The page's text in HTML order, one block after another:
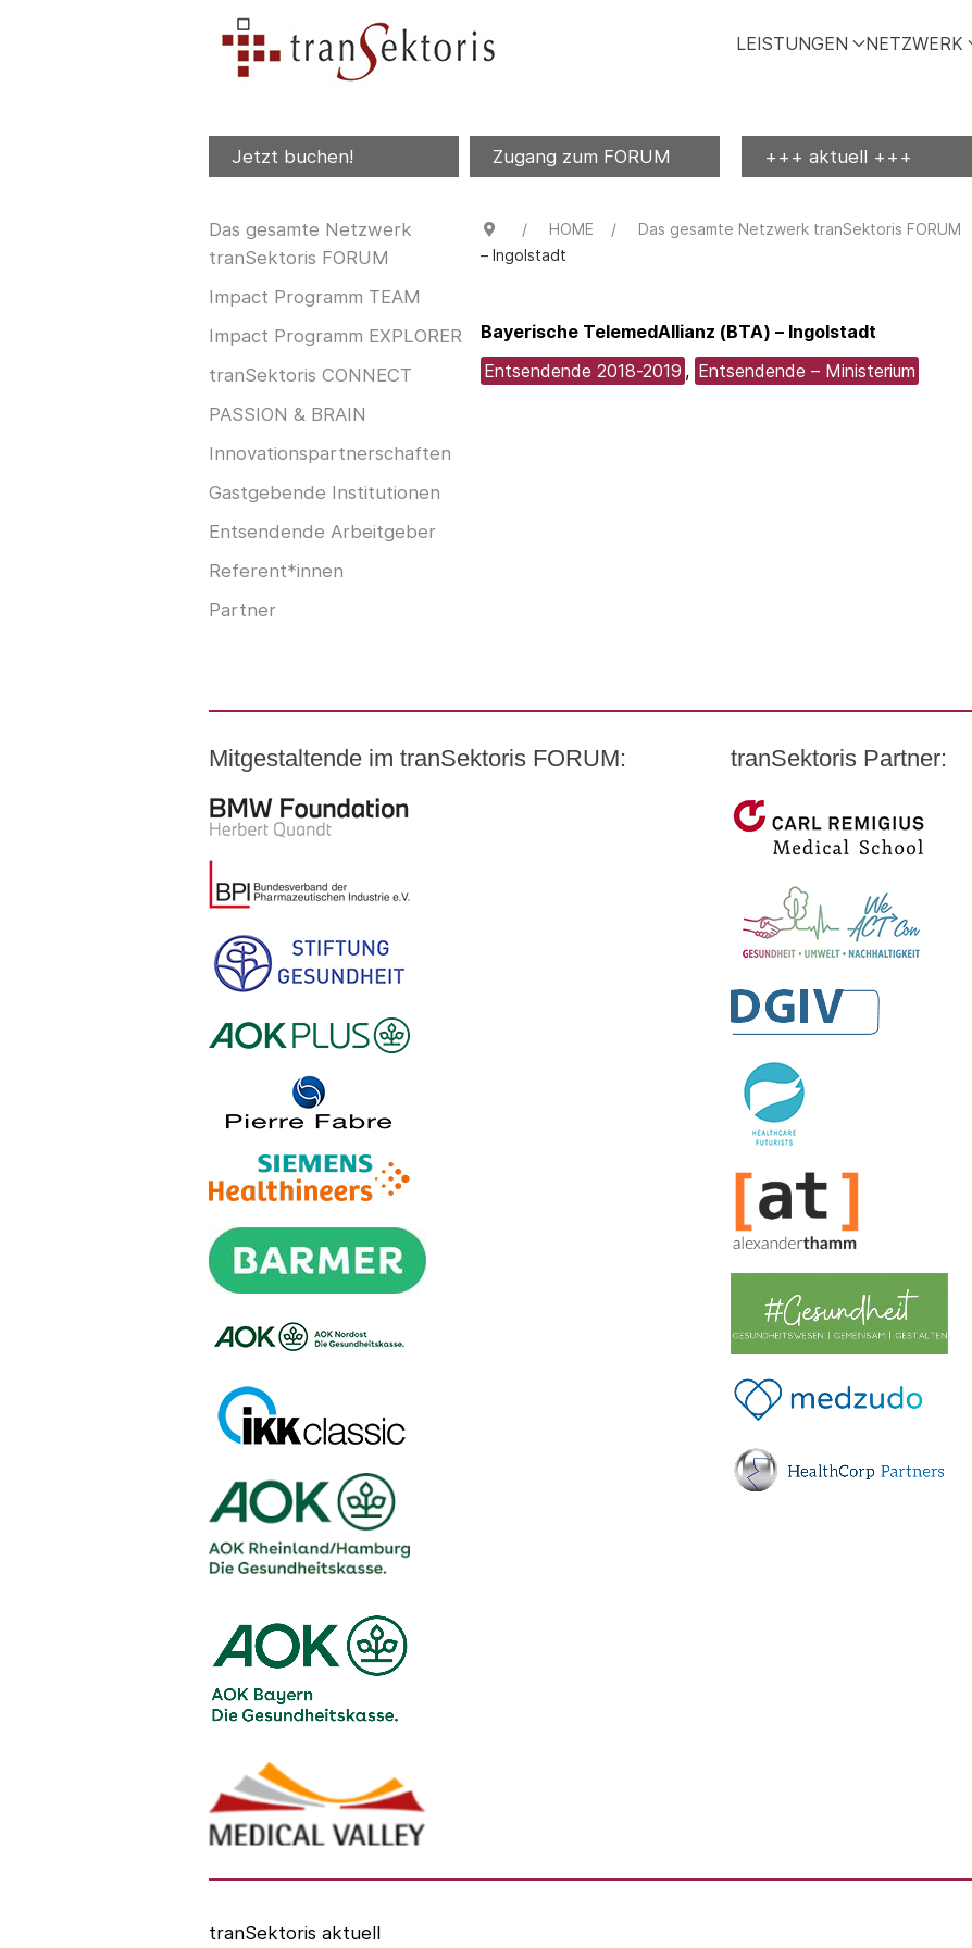
LEISTUNGEN NETZWERK
Jetzt buchen! Zugang zum FORUM +++ aktuell +++
Das gesamte Netzwerk
tranSektoris FORUM
Impact Programm TEAM
Impact Programm EXPLORER
tranSektoris CONNECT
PASSION & BRAIN
Innovationspartnerschaften
Gastgebende Institutionen
Entsendende Arbeitgeber
Referent*innen
Partner
HOME Das gesamte Netzwerk tranSektoris FORUM
– Ingolstadt
Bayerische TelemedAllianz (BTA) – Ingolstadt
Entsendende 2018-2019 , Entsendende – Ministerium
Mitgestaltende im tranSektoris FORUM:
Logo – BMW Foundation Herbert Quandt
Logo – BDI Bundesverband der Pharmazeutischen Industrie e. V. (BPI)
Logo – Stiftung Gesundheit
Logo – AOK PLUS
Logo – Pierre Fabre Pharma
Logo – Siemens Healthineers
Logo – BARMER
Logo – AOK NORDOEST
Logo – IKK_Classic
Logo – AOK Rheinland/Hamburg
Logo – AOK Bayern
Logo - Medicalvalley
tranSektoris Partner:
Carl Remigius Medical School
WeACT Con
DGIV
HealthCare Futurists
Alexander Thamm GmbH
Hashtag Gesundheit
medzudo
HealthCorp Partners
tranSektoris aktuell